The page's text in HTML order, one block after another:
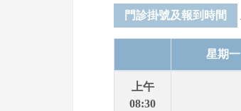
門診掛號及報到時間
星期一
上午
08:30